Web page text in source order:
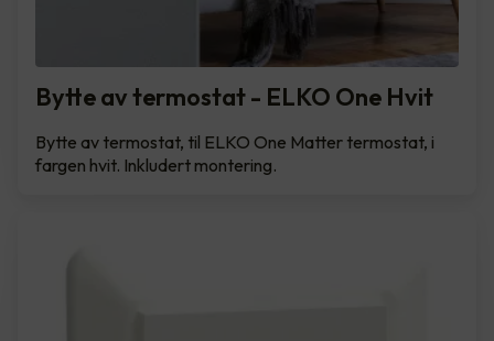
Bytte av termostat - ELKO One Hvit
Bytte av termostat, til ELKO One Matter termostat, i
fargen hvit. Inkludert montering.